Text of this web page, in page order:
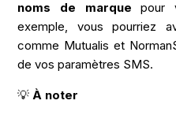
noms de marque pour
exemple, vous pourriez
comme Mutualis et
de vos paramètres SMS.
💡 À noter